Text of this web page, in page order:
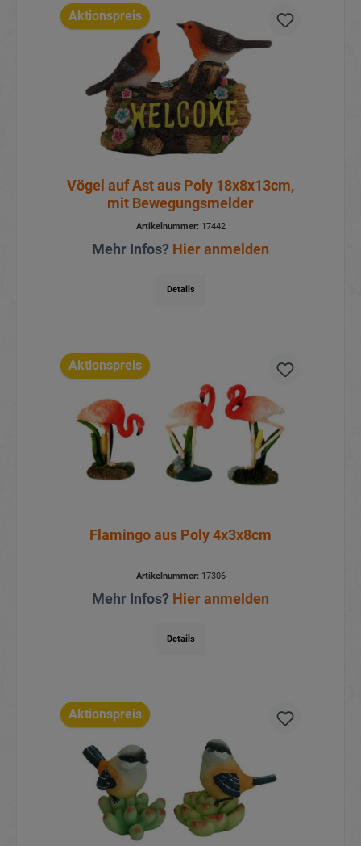
Aktionspreis
Vögel auf Ast aus Poly 18x8x13cm,
mit Bewegungsmelder
Artikelnummer:17442
Mehr Infos? Hier anmelden
Details
Aktionspreis
Flamingo aus Poly 4x3x8cm
Artikelnummer:17306
Mehr Infos? Hier anmelden
Details
Aktionspreis